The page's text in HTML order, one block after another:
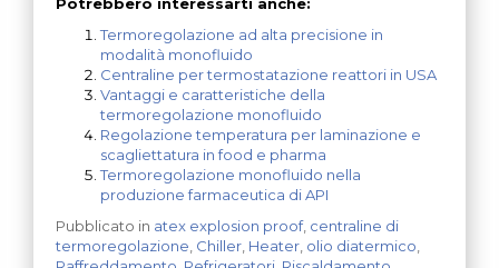
Termoregolazione ad alta precisione in
modalità monofluido
Centraline per termostatazione reattori in USA
Vantaggi e caratteristiche della
termoregolazione monofluido
Regolazione temperatura per laminazione e
scagliettatura in food e pharma
Termoregolazione monofluido nella
produzione farmaceutica di API
Pubblicato in atex explosion proof, centraline di
termoregolazione Chiller Heater olio diatermico